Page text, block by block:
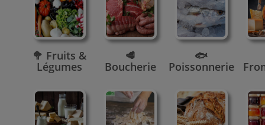
🥦 Fruits &
Légumes
🥩
Boucherie
🐟
Poissonnerie